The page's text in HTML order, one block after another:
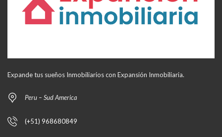
Expande tus sueños Inmobiliarios con Expansión Inmobiliaria.
Peru – Sud America
(+51) 968680849